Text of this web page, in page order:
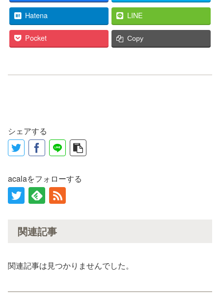
Hatena LINE
Pocket Copy
シェアする
acalaをフォローする
関連記事
関連記事は見つかりませんでした。